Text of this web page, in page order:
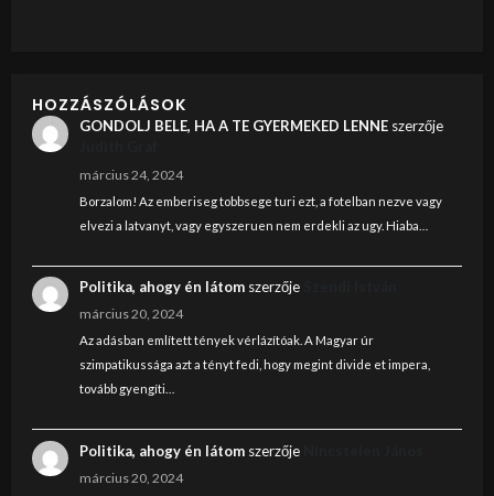
HOZZÁSZÓLÁSOK
GONDOLJ BELE, HA A TE GYERMEKED LENNEszerzője
március 24, 2024
Borzalom! Az emberiseg tobbsege turi ezt, a fotelban nezve vagy
elvezi a latvanyt, vagy egyszeruen nem erdekli az ugy. Hiaba…
Politika, ahogy én látomszerzője
március 20, 2024
Az adásban említett tények vérlázítóak. A Magyar úr
szimpatikussága azt a tényt fedi, hogy megint divide et impera,
tovább gyengíti…
Politika, ahogy én látomszerzője
március 20, 2024